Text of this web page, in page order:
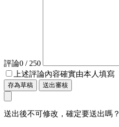
評論0 / 250
上述評論內容確實由本人填寫
存為草稿 送出審核
送出後不可修改，確定要送出嗎？